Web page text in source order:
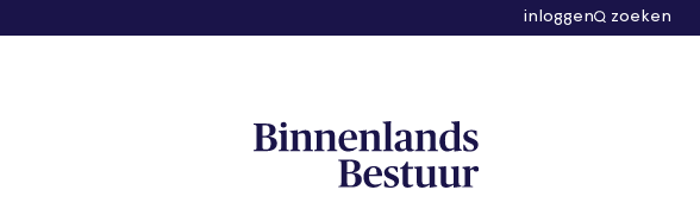
inloggen zoeken